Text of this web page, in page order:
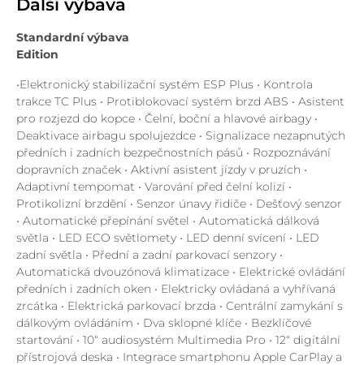
Další výbava
Standardní výbava
Edition
•Elektronický stabilizační systém ESP Plus • Kontrola
trakce TC Plus • Protiblokovací systém brzd ABS • Asistent
pro rozjezd do kopce • Čelní, boční a hlavové airbagy •
Deaktivace airbagu spolujezdce • Signalizace nezapnutých
předních i zadních bezpečnostních pásů • Rozpoznávání
dopravních značek • Aktivní asistent jízdy v pruzích •
Adaptivní tempomat • Varování před čelní kolizí •
Protikolizní brzdění • Senzor únavy řidiče • Dešťový senzor
• Automatické přepínání světel • Automatická dálková
světla • LED ECO světlomety • LED denní svícení • LED
zadní světla • Přední a zadní parkovací senzory •
Automatická dvouzónová klimatizace • Elektrické ovládání
předních i zadních oken • Elektricky ovládaná a vyhřívaná
zrcátka • Elektrická parkovací brzda • Centrální zamykání s
dálkovým ovládáním • Dva sklopné klíče • Bezklíčové
startování • 10“ audiosystém Multimedia Pro • 12“ digitální
přístrojová deska • Integrace smartphonu Apple CarPlay a